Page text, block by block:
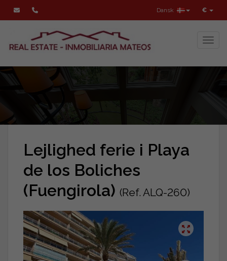
€
Dansk
Lejlighed ferie i Playa
de los Boliches
(Fuengirola) (Ref. ALQ-260)